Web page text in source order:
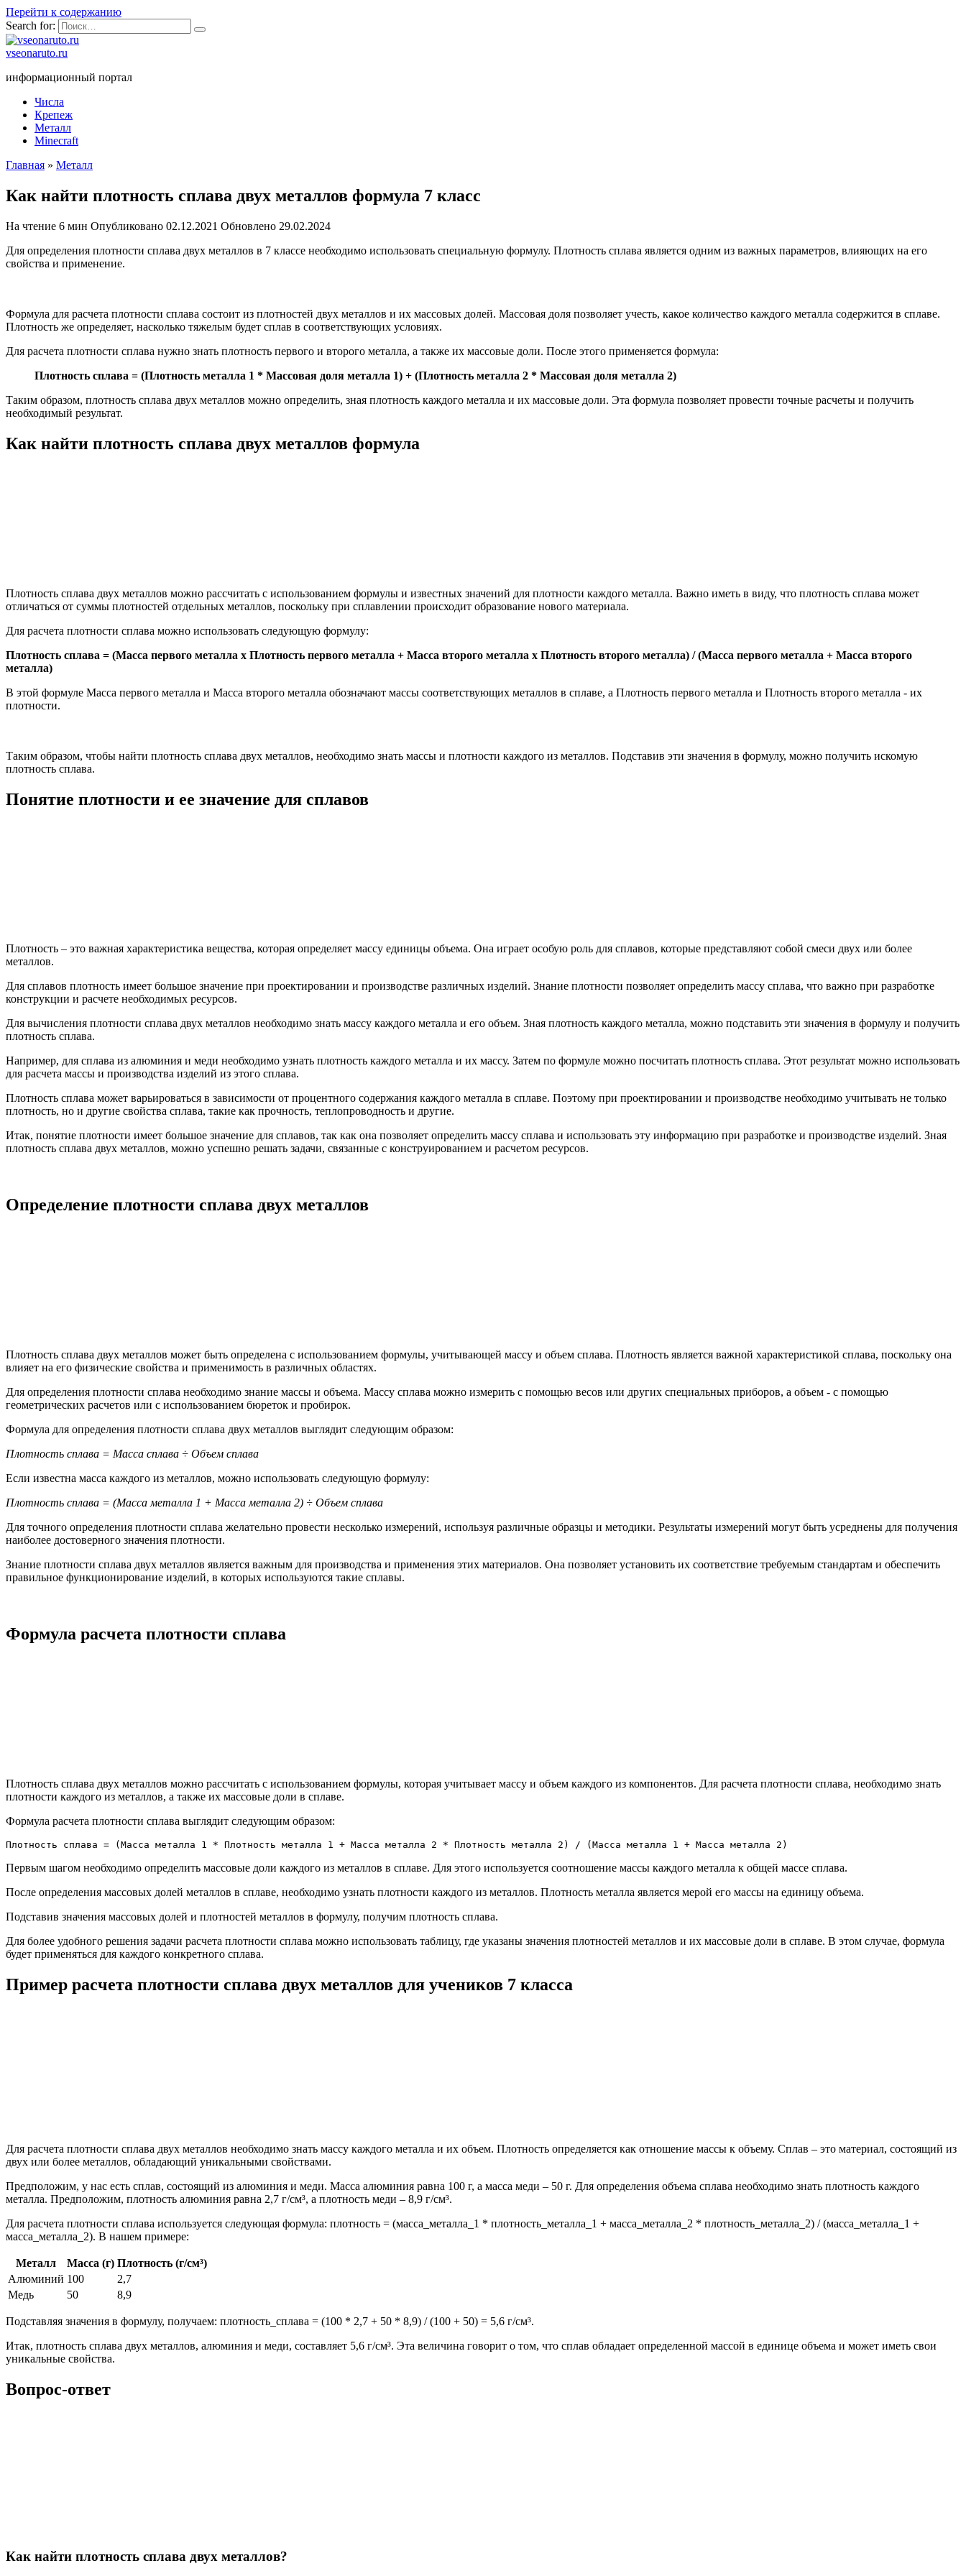
Перейти к содержанию
Search for:
vseonaruto.ru
информационный портал
Числа
Крепеж
Металл
Minecraft
Главная » Металл
Как найти плотность сплава двух металлов формула 7 класс
На чтение 6 мин Опубликовано 02.12.2021 Обновлено 29.02.2024
Для определения плотности сплава двух металлов в 7 классе необходимо использовать специальную формулу. Плотность сплава является одним из важных параметров, влияющих на его
свойства и применение.
Формула для расчета плотности сплава состоит из плотностей двух металлов и их массовых долей. Массовая доля позволяет учесть, какое количество каждого металла содержится в сплаве.
Плотность же определяет, насколько тяжелым будет сплав в соответствующих условиях.
Для расчета плотности сплава нужно знать плотность первого и второго металла, а также их массовые доли. После этого применяется формула:
Плотность сплава = (Плотность металла 1 * Массовая доля металла 1) + (Плотность металла 2 * Массовая доля металла 2)
Таким образом, плотность сплава двух металлов можно определить, зная плотность каждого металла и их массовые доли. Эта формула позволяет провести точные расчеты и получить
необходимый результат.
Как найти плотность сплава двух металлов формула
Плотность сплава двух металлов можно рассчитать с использованием формулы и известных значений для плотности каждого металла. Важно иметь в виду, что плотность сплава может
отличаться от суммы плотностей отдельных металлов, поскольку при сплавлении происходит образование нового материала.
Для расчета плотности сплава можно использовать следующую формулу:
Плотность сплава = (Масса первого металла x Плотность первого металла + Масса второго металла x Плотность второго металла) / (Масса первого металла + Масса второго
металла)
В этой формуле Масса первого металла и Масса второго металла обозначают массы соответствующих металлов в сплаве, а Плотность первого металла и Плотность второго металла - их
плотности.
Таким образом, чтобы найти плотность сплава двух металлов, необходимо знать массы и плотности каждого из металлов. Подставив эти значения в формулу, можно получить искомую
плотность сплава.
Понятие плотности и ее значение для сплавов
Плотность – это важная характеристика вещества, которая определяет массу единицы объема. Она играет особую роль для сплавов, которые представляют собой смеси двух или более
металлов.
Для сплавов плотность имеет большое значение при проектировании и производстве различных изделий. Знание плотности позволяет определить массу сплава, что важно при разработке
конструкции и расчете необходимых ресурсов.
Для вычисления плотности сплава двух металлов необходимо знать массу каждого металла и его объем. Зная плотность каждого металла, можно подставить эти значения в формулу и получить
плотность сплава.
Например, для сплава из алюминия и меди необходимо узнать плотность каждого металла и их массу. Затем по формуле можно посчитать плотность сплава. Этот результат можно использовать
для расчета массы и производства изделий из этого сплава.
Плотность сплава может варьироваться в зависимости от процентного содержания каждого металла в сплаве. Поэтому при проектировании и производстве необходимо учитывать не только
плотность, но и другие свойства сплава, такие как прочность, теплопроводность и другие.
Итак, понятие плотности имеет большое значение для сплавов, так как она позволяет определить массу сплава и использовать эту информацию при разработке и производстве изделий. Зная
плотность сплава двух металлов, можно успешно решать задачи, связанные с конструированием и расчетом ресурсов.
Определение плотности сплава двух металлов
Плотность сплава двух металлов может быть определена с использованием формулы, учитывающей массу и объем сплава. Плотность является важной характеристикой сплава, поскольку она
влияет на его физические свойства и применимость в различных областях.
Для определения плотности сплава необходимо знание массы и объема. Массу сплава можно измерить с помощью весов или других специальных приборов, а объем - с помощью
геометрических расчетов или с использованием бюреток и пробирок.
Формула для определения плотности сплава двух металлов выглядит следующим образом:
Плотность сплава = Масса сплава ÷ Объем сплава
Если известна масса каждого из металлов, можно использовать следующую формулу:
Плотность сплава = (Масса металла 1 + Масса металла 2) ÷ Объем сплава
Для точного определения плотности сплава желательно провести несколько измерений, используя различные образцы и методики. Результаты измерений могут быть усреднены для получения
наиболее достоверного значения плотности.
Знание плотности сплава двух металлов является важным для производства и применения этих материалов. Она позволяет установить их соответствие требуемым стандартам и обеспечить
правильное функционирование изделий, в которых используются такие сплавы.
Формула расчета плотности сплава
Плотность сплава двух металлов можно рассчитать с использованием формулы, которая учитывает массу и объем каждого из компонентов. Для расчета плотности сплава, необходимо знать
плотности каждого из металлов, а также их массовые доли в сплаве.
Формула расчета плотности сплава выглядит следующим образом:
Плотность сплава = (Масса металла 1 * Плотность металла 1 + Масса металла 2 * Плотность металла 2) / (Масса металла 1 + Масса металла 2)
Первым шагом необходимо определить массовые доли каждого из металлов в сплаве. Для этого используется соотношение массы каждого металла к общей массе сплава.
После определения массовых долей металлов в сплаве, необходимо узнать плотности каждого из металлов. Плотность металла является мерой его массы на единицу объема.
Подставив значения массовых долей и плотностей металлов в формулу, получим плотность сплава.
Для более удобного решения задачи расчета плотности сплава можно использовать таблицу, где указаны значения плотностей металлов и их массовые доли в сплаве. В этом случае, формула
будет применяться для каждого конкретного сплава.
Пример расчета плотности сплава двух металлов для учеников 7 класса
Для расчета плотности сплава двух металлов необходимо знать массу каждого металла и их объем. Плотность определяется как отношение массы к объему. Сплав – это материал, состоящий из
двух или более металлов, обладающий уникальными свойствами.
Предположим, у нас есть сплав, состоящий из алюминия и меди. Масса алюминия равна 100 г, а масса меди – 50 г. Для определения объема сплава необходимо знать плотность каждого
металла. Предположим, плотность алюминия равна 2,7 г/см³, а плотность меди – 8,9 г/см³.
Для расчета плотности сплава используется следующая формула: плотность = (масса_металла_1 * плотность_металла_1 + масса_металла_2 * плотность_металла_2) / (масса_металла_1 +
масса_металла_2). В нашем примере:
Металл Масса (г) Плотность (г/см³)
Алюминий 100
2,7
Медь
50 8,9
Подставляя значения в формулу, получаем: плотность_сплава = (100 * 2,7 + 50 * 8,9) / (100 + 50) = 5,6 г/см³.
Итак, плотность сплава двух металлов, алюминия и меди, составляет 5,6 г/см³. Эта величина говорит о том, что сплав обладает определенной массой в единице объема и может иметь свои
уникальные свойства.
Вопрос-ответ
Как найти плотность сплава двух металлов?